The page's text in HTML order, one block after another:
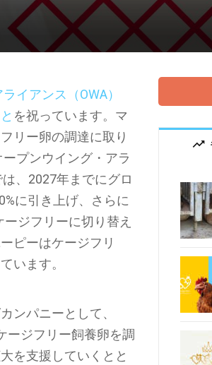
イアンス（OWA）
を祝っています。マ
リー卵の調達に取り
プンウイング・アラ
、2027年までにグロ
に引き上げ、さらに
ジフリーに切り替え
ピーはケージフリ
います。
ンパニーとして、
ージフリー飼養卵を調
を支援していくとと
trending_up